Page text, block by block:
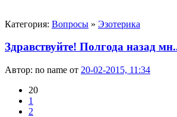
Категория: Вопросы » Эзотерика
Здравствуйте! Полгода назад
Автор: no name от 20-02-2015, 11:34
20
1
2